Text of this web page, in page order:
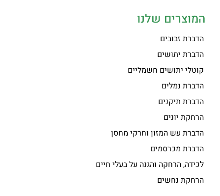
המוצרים שלנו
הדברת זבובים
הדברת יתושים
קוטלי יתושים חשמליים
הדברת נמלים
הדברת תיקנים
הרחקת יונים
הדברת עש המזון וחרקי מחסן
הדברת מכרסמים
לכידה, הרחקה והגנה על בעלי חיים
הרחקת נחשים